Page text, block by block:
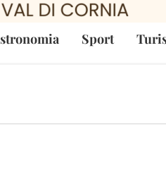
Sport